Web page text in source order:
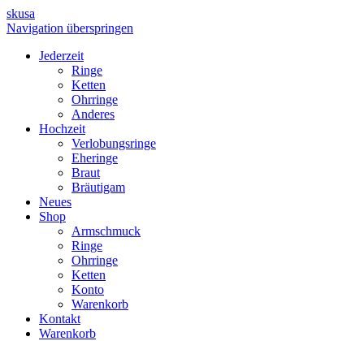
skusa
Navigation überspringen
Jederzeit
Ringe
Ketten
Ohrringe
Anderes
Hochzeit
Verlobungsringe
Eheringe
Braut
Bräutigam
Neues
Shop
Armschmuck
Ringe
Ohrringe
Ketten
Konto
Warenkorb
Kontakt
Warenkorb